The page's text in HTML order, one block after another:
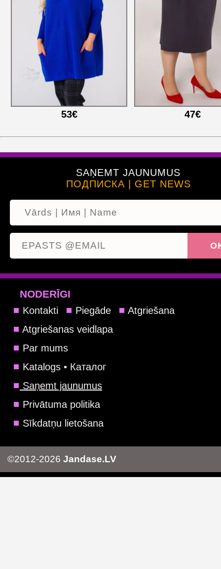
53€ 47€
SAŅEMT JAUNUMUS
ПОДПИСКА | GET NEWS
NODERĪGI
Kontakti Piegāde
Atgriešana
Atgriešanas veidlapa
Par mums
Katalogs • Каталог
Saņemt jaunumus
Privātuma politika
Sīkdatņu lietošana
©2012-2026 Jandase.LV